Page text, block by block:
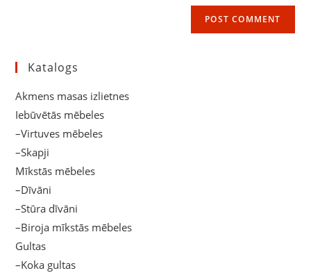
Katalogs
Akmens masas izlietnes
Iebūvētās mēbeles
–Virtuves mēbeles
–Skapji
Mīkstās mēbeles
–Dīvāni
–Stūra dīvāni
–Biroja mīkstās mēbeles
Gultas
–Koka gultas